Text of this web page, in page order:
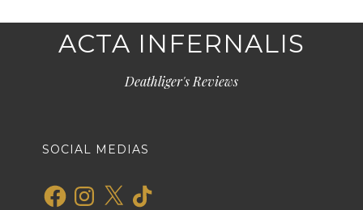
ACTA INFERNALIS
Deathliger's Reviews
SOCIAL MEDIAS
FacebookInstagram
X TikTok